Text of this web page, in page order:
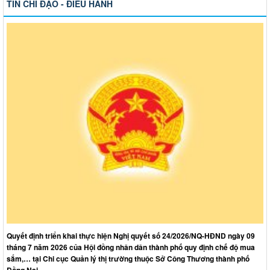
TIN CHỈ ĐẠO - ĐIỀU HÀNH
Quyết định triển khai thực hiện Nghị quyết số 24/2026/NQ-HĐND ngày 09
tháng 7 năm 2026 của Hội đồng nhân dân thành phố quy định chế độ mua
sắm,… tại Chi cục Quản lý thị trường thuộc Sở Công Thương thành phố